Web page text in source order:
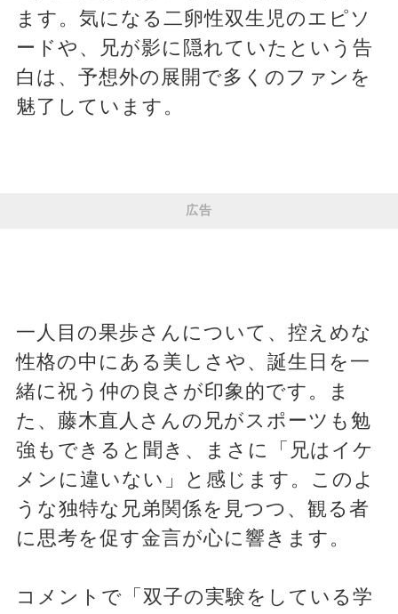
ます。気になる二卵性双生児のエピソ
ードや、兄が影に隠れていたという告
白は、予想外の展開で多くのファンを
魅了しています。
広告
一人目の果歩さんについて、控えめな
性格の中にある美しさや、誕生日を一
緒に祝う仲の良さが印象的です。ま
た、藤木直人さんの兄がスポーツも勉
強もできると聞き、まさに「兄はイケ
メンに違いない」と感じます。このよ
うな独特な兄弟関係を見つつ、観る者
に思考を促す金言が心に響きます。
コメントで「双子の実験をしている学